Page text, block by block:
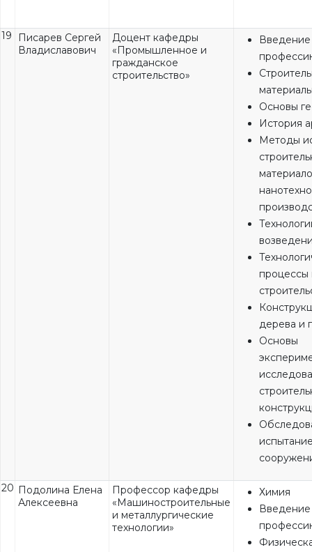
19
Писарев Сергей
Владиславович
Доцент кафедры
«Промышленное и
гражданское
строительство»
Введение
Основы
История
Методы
процессы
дерева и
Основы
20 Подолина Елена
Алексеевна
Профессор кафедры
«Машиностроительные
и металлургические
технологии»
Химия
Введение